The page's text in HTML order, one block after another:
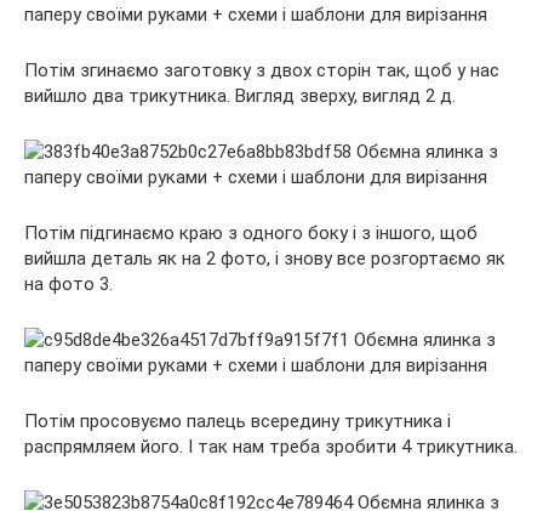
Потім згинаємо заготовку з двох сторін так, щоб у нас
вийшло два трикутника. Вигляд зверху, вигляд 2 д.
Потім підгинаємо краю з одного боку і з іншого, щоб
вийшла деталь як на 2 фото, і знову все розгортаємо як
на фото 3.
Потім просовуємо палець всередину трикутника і
распрямляем його. І так нам треба зробити 4 трикутника.